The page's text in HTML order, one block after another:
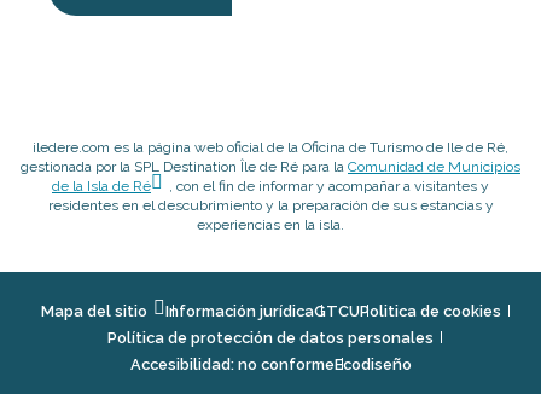
iledere.com es la página web oficial de la Oficina de Turismo de Ile de Ré,
gestionada por la SPL Destination Île de Ré para la Comunidad de Municipios
de la Isla de Ré
, con el fin de informar y acompañar a visitantes y
residentes en el descubrimiento y la preparación de sus estancias y
experiencias en la isla.
Mapa del sitio Información jurídicaGTCUPolitica de cookies
Política de protección de datos personales
Accesibilidad: no conformeEcodiseño